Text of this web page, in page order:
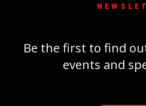
Be the first to find
events and